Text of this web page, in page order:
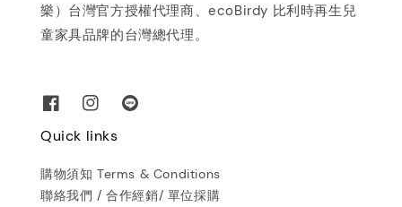
樂）台灣官方授權代理商、ecoBirdy 比利時再生兒
童家具品牌的台灣總代理。
Quick links
購物須知 Terms & Conditions
聯絡我們 / 合作經銷/ 單位採購